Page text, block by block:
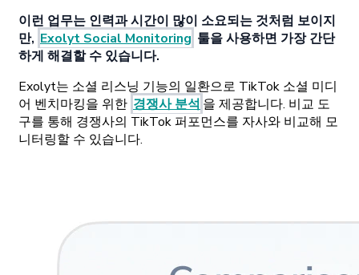
이런 업무는 인력과 시간이 많이 소요되는 것처럼 보이지
만, Exolyt Social Monitoring 툴을 사용하면 가장 간단
하게 해결할 수 있습니다.
Exolyt는 소셜 리스닝 기능의 일환으로 TikTok 소셜 미디
어 벤치마킹을 위한 경쟁사 분석 을 제공합니다. 비교 도
구를 통해 경쟁사의 TikTok 퍼포먼스를 자사와 비교해 모
니터링할 수 있습니다.